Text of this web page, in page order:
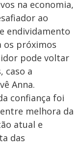
na economia,
ao
endividamento
os próximos
pode voltar
caso a
Anna.
confiança foi
melhora da
atual e
das